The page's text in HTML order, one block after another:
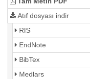
Atıf dosyası indir
RIS
EndNote
BibTex
Medlars